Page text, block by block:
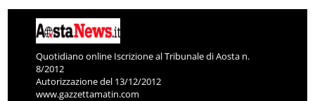
Quotidiano online Iscrizione al Tribunale di Aosta n.
8/2012
Autorizzazione del 13/12/2012
www.gazzettamatin.com